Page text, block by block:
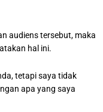
audiens tersebut, maka
hal ini.
tetapi saya tidak
apa yang saya